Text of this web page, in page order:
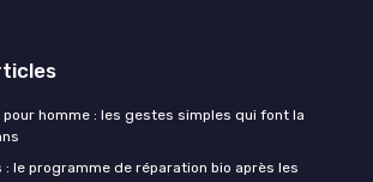
homme : les gestes simples qui font la
: le programme de réparation bio après les